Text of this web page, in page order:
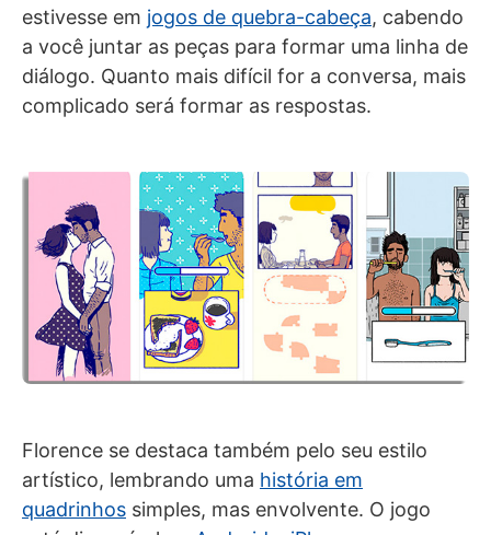
estivesse em jogos de quebra-cabeça, cabendo
a você juntar as peças para formar uma linha de
diálogo. Quanto mais difícil for a conversa, mais
complicado será formar as respostas.
Florence se destaca também pelo seu estilo
artístico, lembrando uma história em
quadrinhos simples, mas envolvente. O jogo